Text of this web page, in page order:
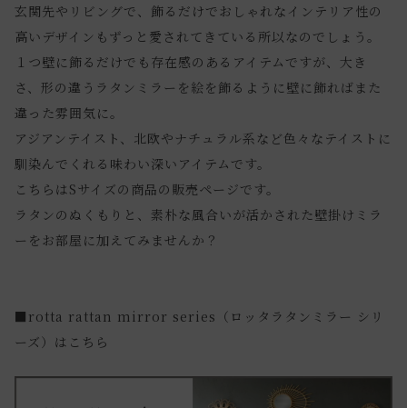
玄関先やリビングで、飾るだけでおしゃれなインテリア性の
高いデザインもずっと愛されてきている所以なのでしょう。
１つ壁に飾るだけでも存在感のあるアイテムですが、大き
さ、形の違うラタンミラーを絵を飾るように壁に飾ればまた
違った雰囲気に。
アジアンテイスト、北欧やナチュラル系など色々なテイストに
馴染んでくれる味わい深いアイテムです。
こちらはSサイズの商品の販売ページです。
ラタンのぬくもりと、素朴な風合いが活かされた壁掛けミラ
ーをお部屋に加えてみませんか？
■rotta rattan mirror series（ロッタラタンミラー シリ
ーズ）はこちら